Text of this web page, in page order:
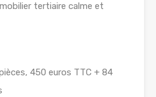
tertiaire calme et
450 euros TTC + 84